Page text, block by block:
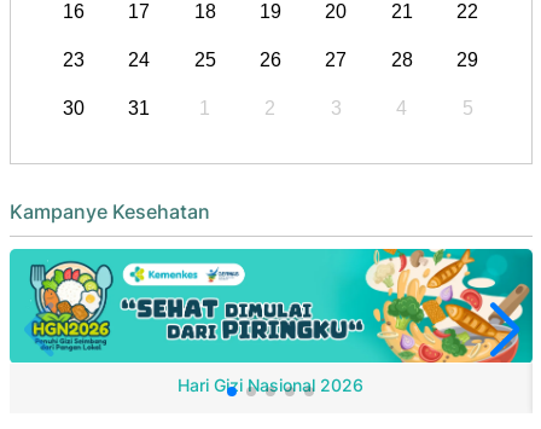
16 17 18 19 20 21 22
23 24 25 26 27 28 29
30 31 1 2 3 4 5
Kampanye Kesehatan
Hari Gizi Nasional 2026